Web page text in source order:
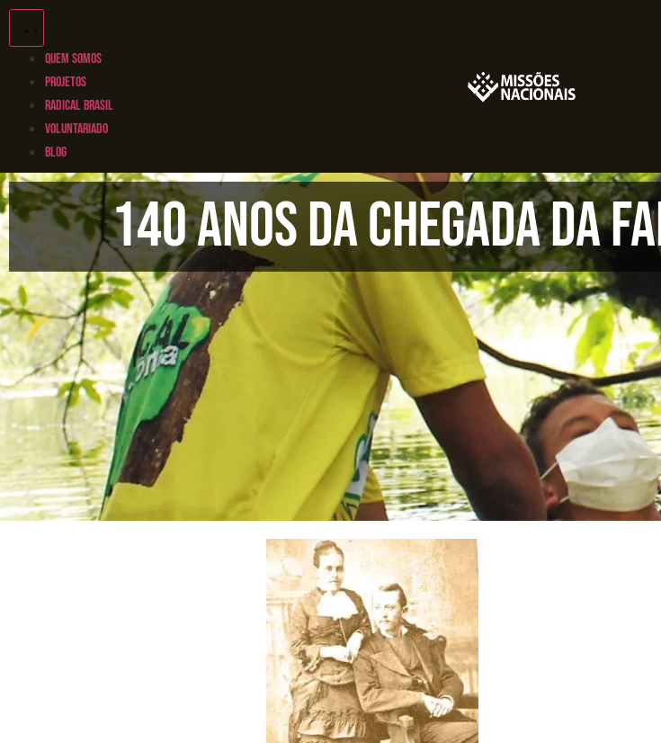
QUEM SOMOS
PROJETOS
RADICAL BRASIL
VOLUNTARIADO
BLOG
140 anos da chegada da